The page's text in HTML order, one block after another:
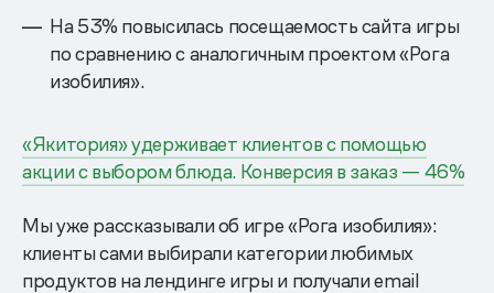
На 53% повысилась посещаемость сайта игры
по сравнению с аналогичным проектом «Рога
изобилия».
«Якитория» удерживает клиентов с помощью
акции с выбором блюда. Конверсия в заказ — 46%
Мы уже рассказывали об игре «Рога изобилия»:
клиенты сами выбирали категории любимых
продуктов на лендинге игры и получали email